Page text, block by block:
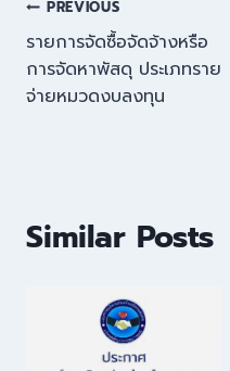
PREVIOUS
รายการจัดซื้อจัดจ้างหรือ
การจัดหาพัสดุ ประเภทราย
จ่ายหมวดงบลงทุน
Similar Posts